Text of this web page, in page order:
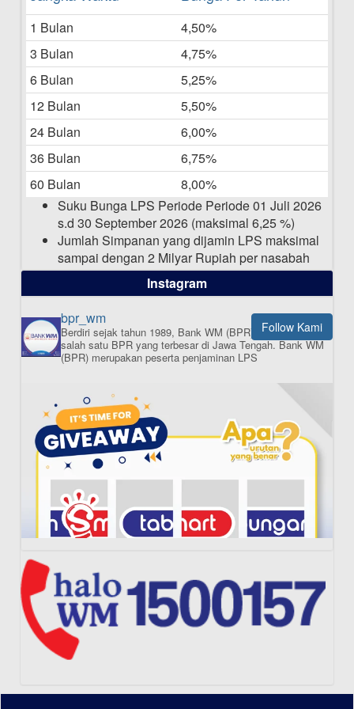
Bulan Mei 2025
Laporan Keuangan Berkelanjutan
06-05-2025
Daftar Pemenang Undian TAMASHA
Bulan April 2025
15-04-2025
Pengumuman Nama Baru Perusahaan
1 Bulan
4,50%
3 Bulan
4,75%
6 Bulan
5,25%
12 Bulan
5,50%
24 Bulan
6,00%
36 Bulan
6,75%
60 Bulan
8,00%
Suku Bunga LPS Periode Periode 01 Juli 2026
s.d 30 September 2026 (maksimal 6,25 %)
Jumlah Simpanan yang dijamin LPS maksimal
sampai dengan 2 Milyar Rupiah per nasabah
dalam satu bank
ISI APLIKASI SEKARANG
Instagram
Follow Kami
bpr_wm
Berdiri sejak tahun 1989, Bank WM (BPR) merupakan
salah satu BPR yang terbesar di Jawa Tengah.Bank WM
(BPR) merupakan peserta penjaminan LPS